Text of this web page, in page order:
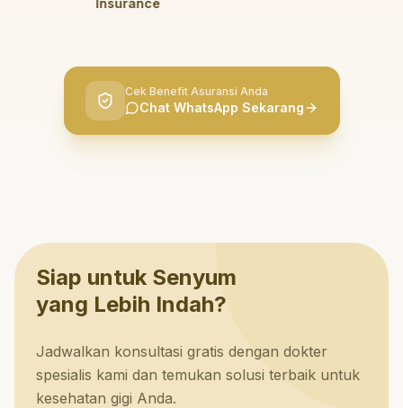
Insurance
Cek Benefit Asuransi Anda
Chat WhatsApp Sekarang
Siap untuk Senyum
yang Lebih Indah?
Jadwalkan konsultasi gratis dengan dokter
spesialis kami dan temukan solusi terbaik untuk
kesehatan gigi Anda.